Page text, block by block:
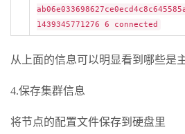
1439345771276 6 connected
从上面的信息可以明显看到哪些是
4.保存集群信息
将节点的配置文件保存到硬盘里